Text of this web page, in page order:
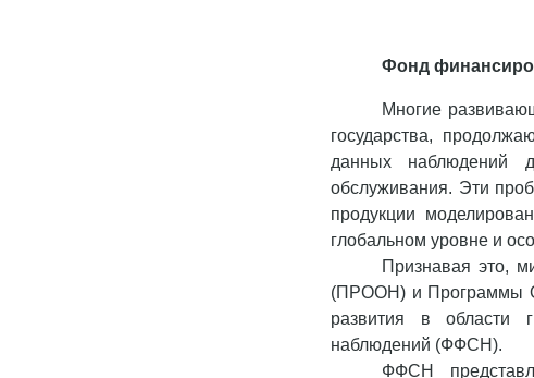
Фонд
Многие
государства,
данных наблюдений
обслуживания. Эти
продукции
глобальном уровне и
Признавая это,
(ПРООН) и Программы
развития в области
наблюдений (ФФСН).
ФФСН